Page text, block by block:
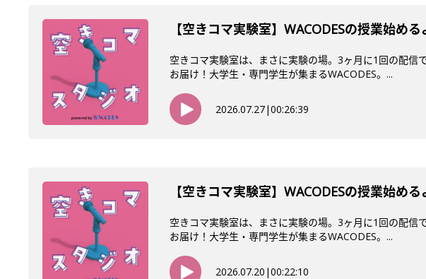
【空きコマ実験室】WACODESの授業始め
空きコマ実験室は、まさに実験の場。3ヶ月に1回の配信
お届け！大学生・専門学生が集まるWACODES。...
2026.07.27|00:26:39
【空きコマ実験室】WACODESの授業始め
空きコマ実験室は、まさに実験の場。3ヶ月に1回の配信
お届け！大学生・専門学生が集まるWACODES。...
2026.07.20 |00:22:10